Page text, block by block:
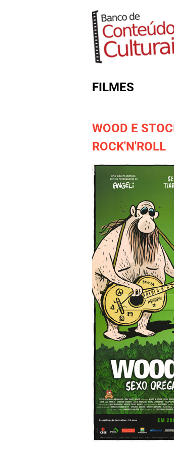
FILMES
WOOD E
ROCK'N'ROLL